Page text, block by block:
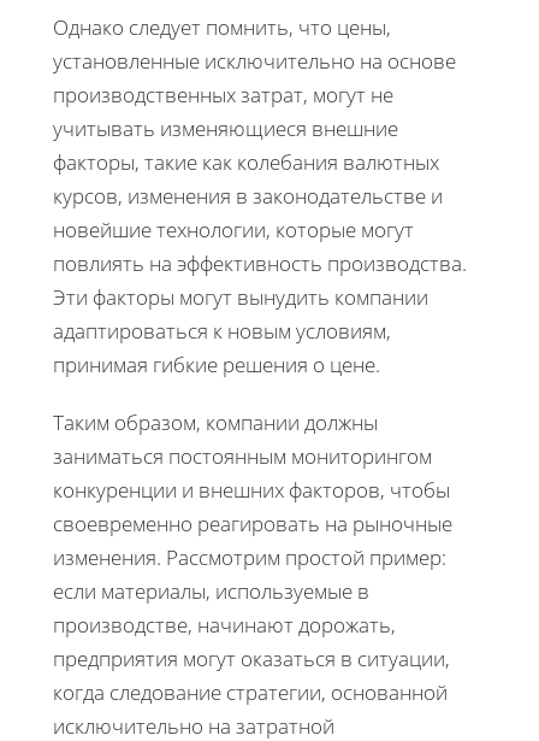
Однако следует помнить, что цены,
установленные исключительно на основе
производственных затрат, могут не
учитывать изменяющиеся внешние
факторы, такие как колебания валютных
курсов, изменения в законодательстве и
новейшие технологии, которые могут
повлиять на эффективность производства.
Эти факторы могут вынудить компании
адаптироваться к новым условиям,
принимая гибкие решения о цене.
Таким образом, компании должны
заниматься постоянным мониторингом
конкуренции и внешних факторов, чтобы
своевременно реагировать на рыночные
изменения. Рассмотрим простой пример:
если материалы, используемые в
производстве, начинают дорожать,
предприятия могут оказаться в ситуации,
когда следование стратегии, основанной
исключительно на затратной